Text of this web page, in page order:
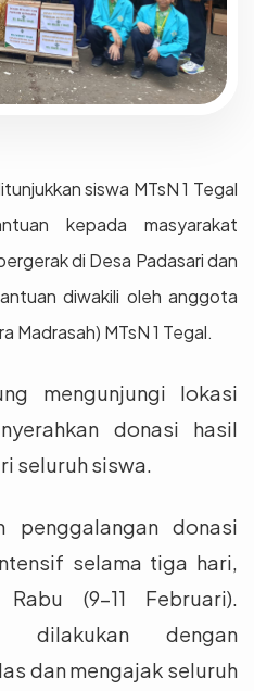
siswa MTsN 1 Tegal
kepada masyarakat
di Desa Padasari dan
diwakili oleh anggota
Madrasah) MTsN 1 Tegal.
mengunjungi lokasi
donasi hasil
seluruh siswa.
penggalangan donasi
selama tiga hari,
(9–11 Februari).
dilakukan dengan
dan mengajak seluruh